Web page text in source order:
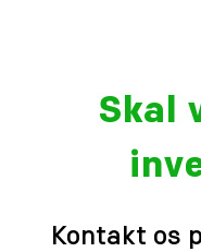
Skal
Kontakt os